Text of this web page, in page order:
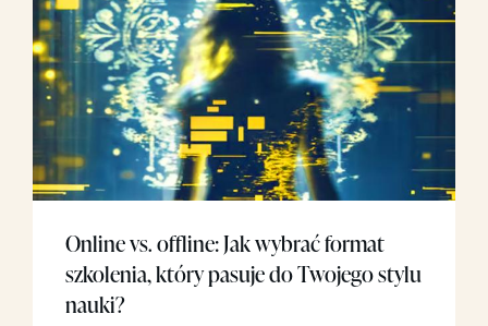
Online vs. offline: Jak wybrać format
szkolenia, który pasuje do Twojego stylu
nauki?